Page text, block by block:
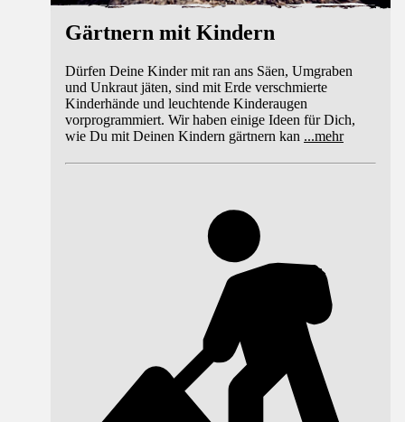
Gärtnern mit Kindern
Dürfen Deine Kinder mit ran ans Säen, Umgraben
und Unkraut jäten, sind mit Erde verschmierte
Kinderhände und leuchtende Kinderaugen
vorprogrammiert. Wir haben einige Ideen für Dich,
wie Du mit Deinen Kindern gärtnern kan ...mehr